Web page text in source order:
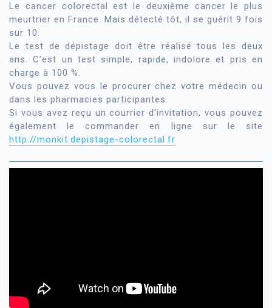
Le cancer colorectal est le deuxième cancer le plus
meurtrier en France. Mais détecté tôt, il se guérit 9 fois
sur 10.
Le test de dépistage doit être réalisé tous les deux
ans. C’est un test simple, rapide, indolore et pris en
charge à 100 %.
Vous pouvez vous le procurer chez votre médecin ou
dans les pharmacies participantes.
Si vous avez reçu un courrier d’invitation, vous pouvez
également le commander en ligne sur le site
http://monkit.depistage-colorectal.fr